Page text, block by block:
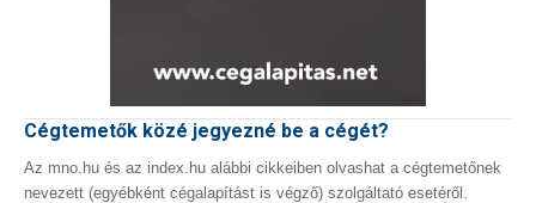
Cégtemetők közé jegyezné be a cégét?
Az mno.hu és az index.hu alábbi cikkeiben olvashat a cégtemetőnek
nevezett (egyébként cégalapítást is végző) szolgáltató esetéről.